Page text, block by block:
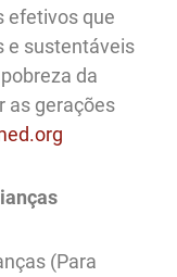
efetivos que
e sustentáveis
da
as gerações
(Para